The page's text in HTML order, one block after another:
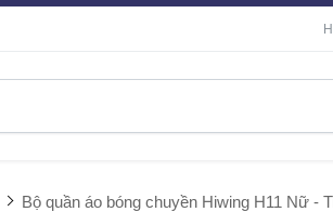
Bộ quần áo bóng chuyền Hiwing H11 Nữ -